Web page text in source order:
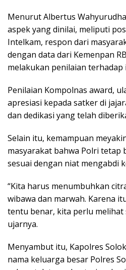
Menurut Albertus
aspek yang dinilai, meliputi
Intelkam, respon dari
dengan data dari Kemenpan
melakukan penilaian terhadap
Penilaian Kompolnas award,
apresiasi kepada satker di
dan dedikasi yang telah
Selain itu, kemampuan
masyarakat bahwa Polri tetap
sesuai dengan niat mengabdi
“Kita harus menumbuhkan
wibawa dan marwah. Karena
tentu benar, kita perlu melihat
ujarnya.
Menyambut itu, Kapolres
nama keluarga besar Polres